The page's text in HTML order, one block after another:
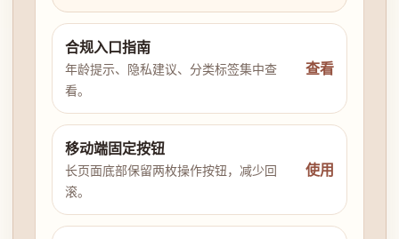
合规入口指南
年龄提示、隐私建议、分类标签集中查
看。
查看
移动端固定按钮
长页面底部保留两枚操作按钮，减少回
滚。
使用